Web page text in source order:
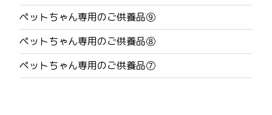
ゲ
ー
シ
ペットちゃん専用のご供養品⑨
ペットちゃん専用のご供養品⑧
ペットちゃん専用のご供養品⑦